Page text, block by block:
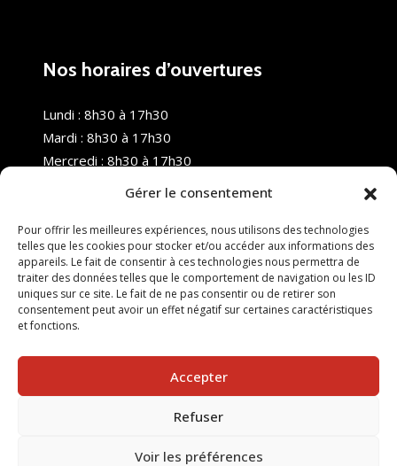
Gérer le consentement
Pour offrir les meilleures expériences, nous utilisons des technologies
telles que les cookies pour stocker et/ou accéder aux informations des
appareils. Le fait de consentir à ces technologies nous permettra de
traiter des données telles que le comportement de navigation ou les ID
uniques sur ce site. Le fait de ne pas consentir ou de retirer son
consentement peut avoir un effet négatif sur certaines caractéristiques
et fonctions.
Accepter
Refuser
Voir les préférences
Nos horaires d’ouvertures
Lundi : 8h30 à 17h30
Mardi : 8h30 à 17h30
Mercredi : 8h30 à 17h30
Samedi : Fermé
Dimanche : Fermé
© 2025 Nouvel R Formation - TOUS DROITS RÉSERVÉS -
SITE RÉALISÉ PAR :INGÉNIERIE TECH